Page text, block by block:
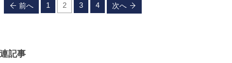
前へ 1 2 3 4 次へ
記事